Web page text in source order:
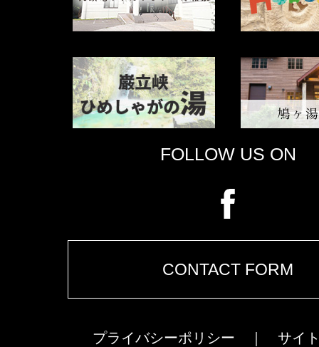
FOLLOW US ON
CONTACT FORM
プライバシーポリシー ｜ サイ